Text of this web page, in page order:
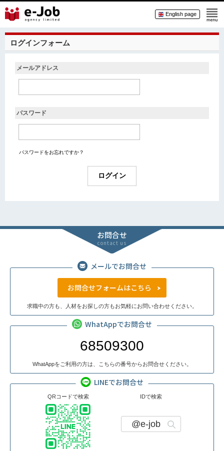
English page
ログインフォーム
メールアドレス
パスワード
パスワードをお忘れですか？
お問合せ
contact us
メールでお問合せ
お問合せフォームはこちら
求職中の方も、人材をお探しの方もお気軽にお問い合わせください。
WhatAppでお問合せ
68509300
WhatAppをご利用の方は、こちらの番号からお問合せください。
LINEでお問合せ
QRコードで検索 IDで検索
@e-job